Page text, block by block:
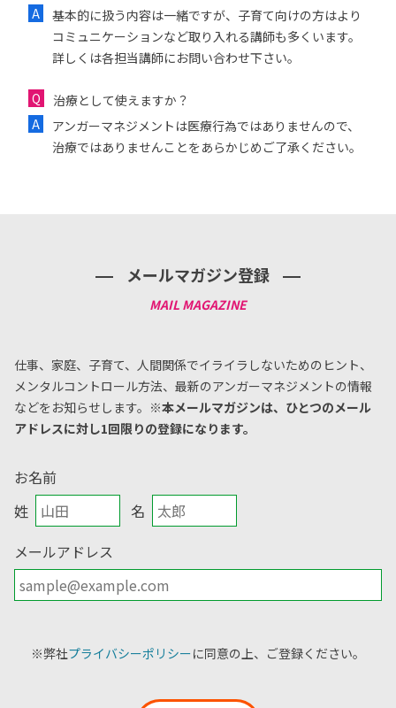
基本的に扱う内容は一緒ですが、子育て向けの方はより
コミュニケーションなど取り入れる講師も多くいます。
詳しくは各担当講師にお問い合わせ下さい。
治療として使えますか？
アンガーマネジメントは医療行為ではありませんので、
治療ではありませんことをあらかじめご了承ください。
メールマガジン登録
仕事、家庭、子育て、人間関係でイライラしないためのヒント、
メンタルコントロール方法、 最新のアンガーマネジメントの情報
などをお知らせします。 ※本メールマガジンは、ひとつのメール
アドレスに対し1回限りの登録になります。
お名前
姓
名
メールアドレス
※弊社プライバシーポリシーに同意の上、ご登録ください。